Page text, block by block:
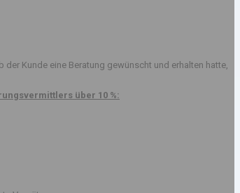
Kunde eine Beratung gewünscht und erhalten hatte,
über 10 %: